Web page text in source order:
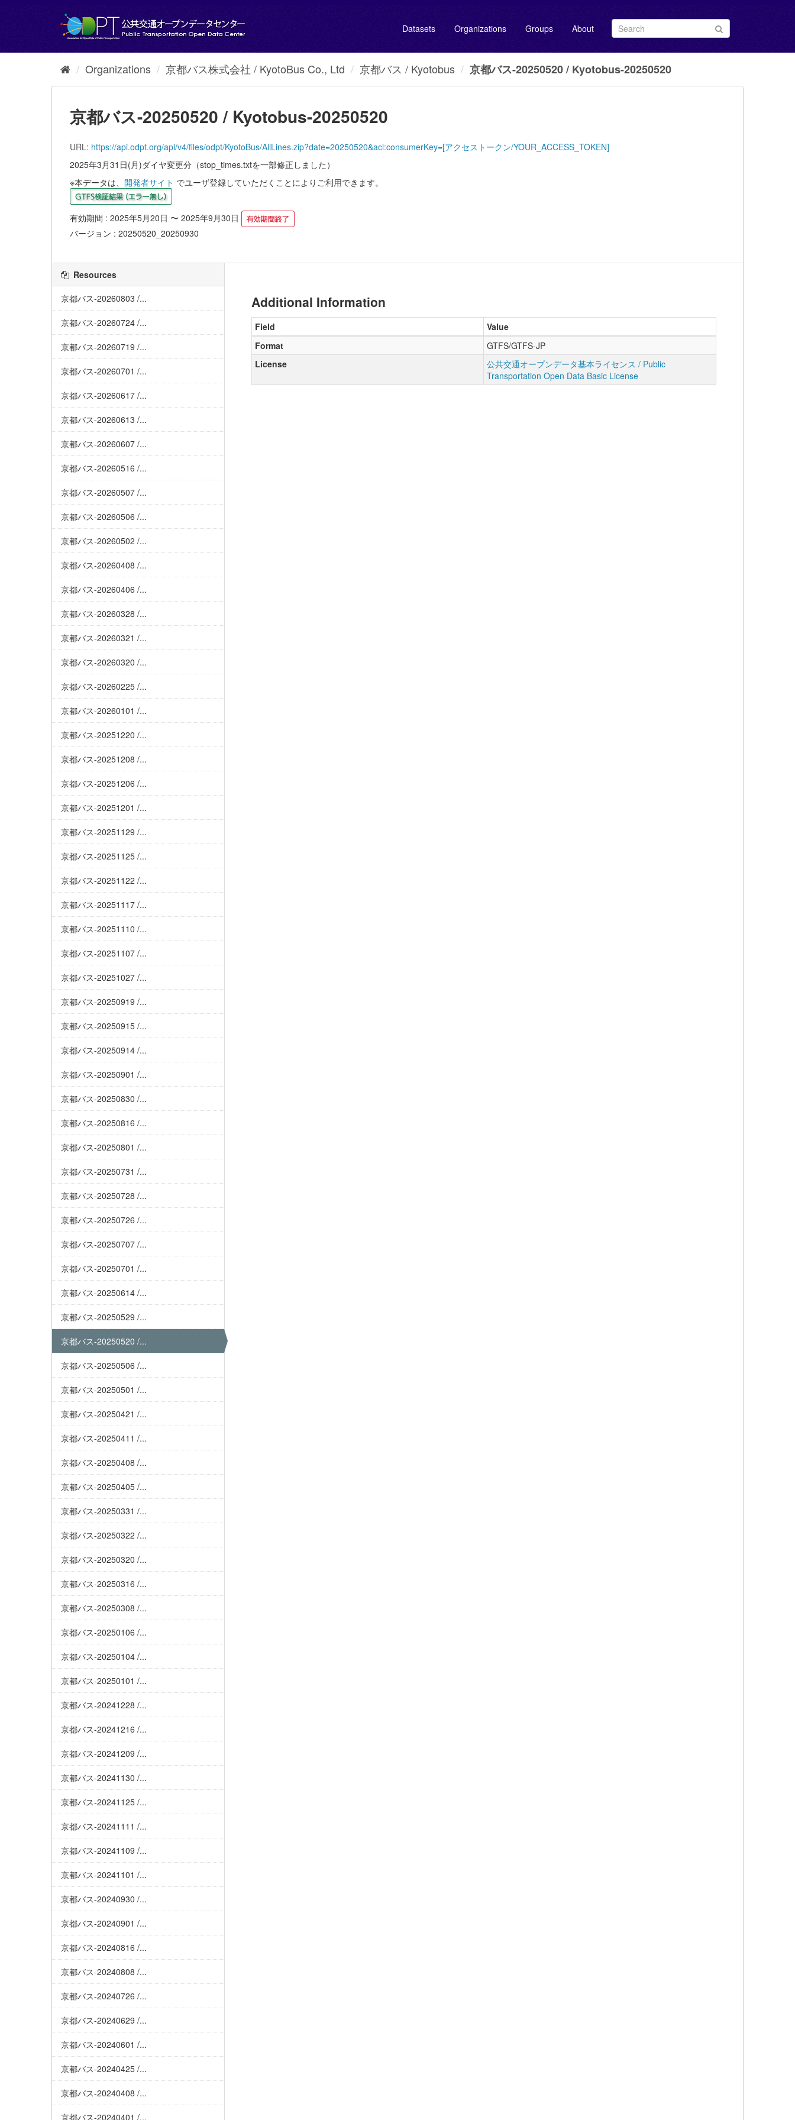
Datasets Organizations Groups About
Organizations 京都バス株式会社 / KyotoBus Co., Ltd 京都バス / Kyotobus 京都バス-20250520 / Kyotobus-20250520
京都バス-20250520 / Kyotobus-20250520
URL: https://api.odpt.org/api/v4/files/odpt/KyotoBus/AllLines.zip?date=20250520&acl:consumerKey=[アクセストークン/YOUR_ACCESS_TOKEN]
2025年3月31日(月)ダイヤ変更分（stop_times.txtを一部修正しました）
※本データは、 開発者サイト でユーザ登録していただくことによりご利用できます。
有効期間 : 2025年5月20日 〜 2025年9月30日
バージョン : 20250520_20250930
Resources
京都バス-20260803 /...
京都バス-20260724 /...
京都バス-20260719 /...
京都バス-20260701 /...
京都バス-20260617 /...
京都バス-20260613 /...
京都バス-20260607 /...
京都バス-20260516 /...
京都バス-20260507 /...
京都バス-20260506 /...
京都バス-20260502 /...
京都バス-20260408 /...
京都バス-20260406 /...
京都バス-20260328 /...
京都バス-20260321 /...
京都バス-20260320 /...
京都バス-20260225 /...
京都バス-20260101 /...
京都バス-20251220 /...
京都バス-20251208 /...
京都バス-20251206 /...
京都バス-20251201 /...
京都バス-20251129 /...
京都バス-20251125 /...
京都バス-20251122 /...
京都バス-20251117 /...
京都バス-20251110 /...
京都バス-20251107 /...
京都バス-20251027 /...
京都バス-20250919 /...
京都バス-20250915 /...
京都バス-20250914 /...
京都バス-20250901 /...
京都バス-20250830 /...
京都バス-20250816 /...
京都バス-20250801 /...
京都バス-20250731 /...
京都バス-20250728 /...
京都バス-20250726 /...
京都バス-20250707 /...
京都バス-20250701 /...
京都バス-20250614 /...
京都バス-20250529 /...
京都バス-20250520 /...
京都バス-20250506 /...
京都バス-20250501 /...
京都バス-20250421 /...
京都バス-20250411 /...
京都バス-20250408 /...
京都バス-20250405 /...
京都バス-20250331 /...
京都バス-20250322 /...
京都バス-20250320 /...
京都バス-20250316 /...
京都バス-20250308 /...
京都バス-20250106 /...
京都バス-20250104 /...
京都バス-20250101 /...
京都バス-20241228 /...
京都バス-20241216 /...
京都バス-20241209 /...
京都バス-20241130 /...
京都バス-20241125 /...
京都バス-20241111 /...
京都バス-20241109 /...
京都バス-20241101 /...
京都バス-20240930 /...
京都バス-20240901 /...
京都バス-20240816 /...
京都バス-20240808 /...
京都バス-20240726 /...
京都バス-20240629 /...
京都バス-20240601 /...
京都バス-20240425 /...
京都バス-20240408 /...
京都バス-20240401 /...
Additional Information
Field
Value
Format
GTFS/GTFS-JP
License
公共交通オープンデータ基本ライセンス / Public
Transportation Open Data Basic License